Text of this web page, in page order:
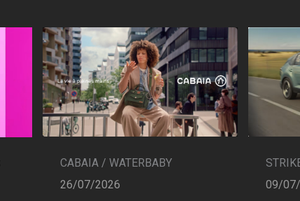
CABAIA / WATERBABY
26/07/2026
09/